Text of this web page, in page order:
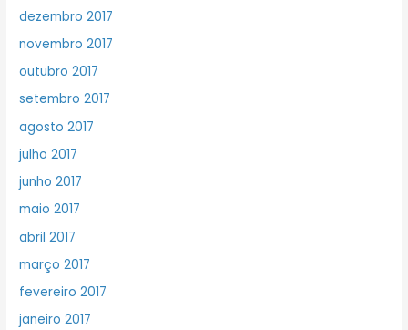
dezembro 2017
novembro 2017
outubro 2017
setembro 2017
agosto 2017
julho 2017
junho 2017
maio 2017
abril 2017
março 2017
fevereiro 2017
janeiro 2017